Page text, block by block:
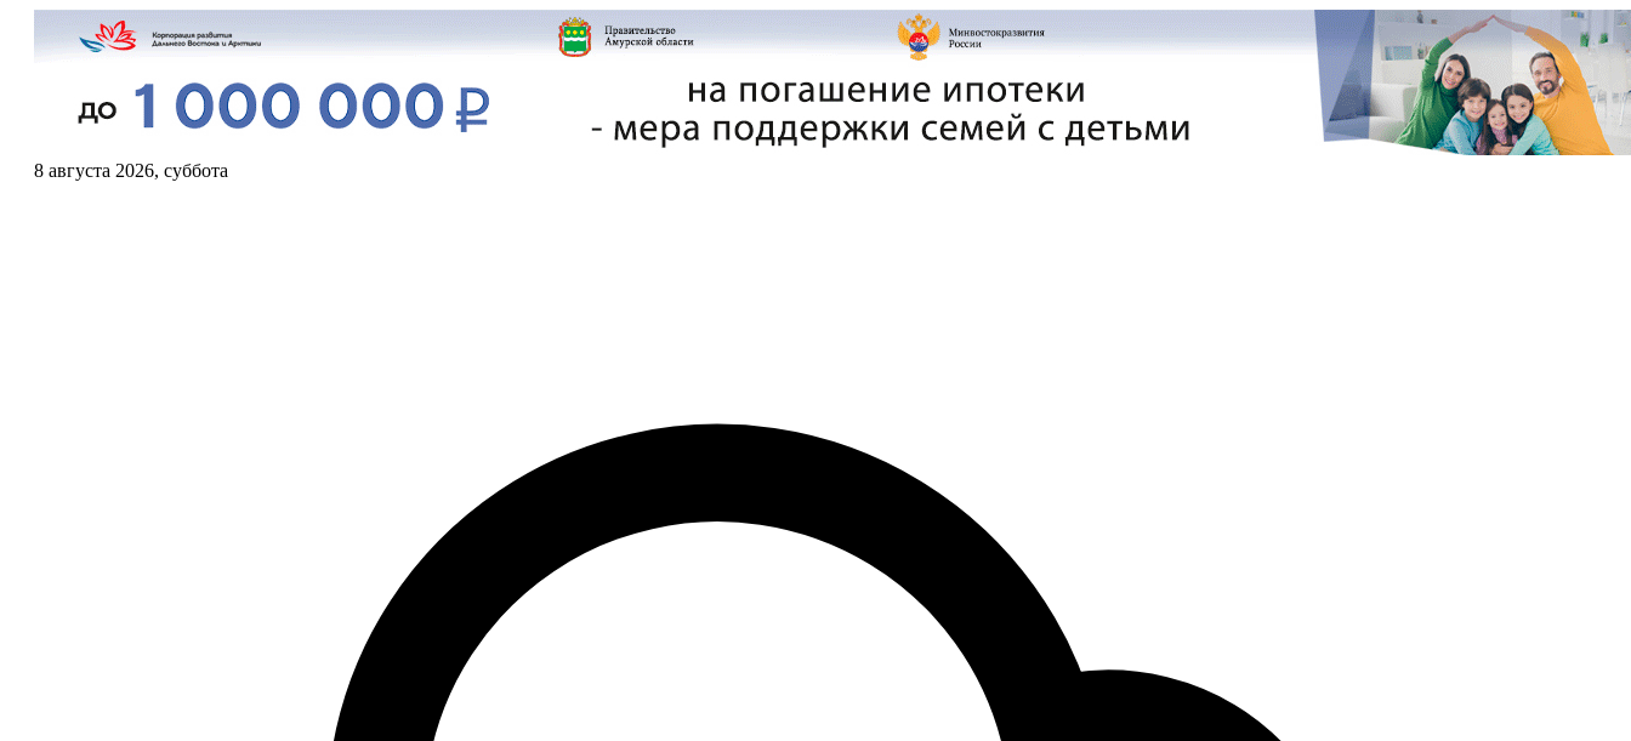
8 августа 2026, суббота